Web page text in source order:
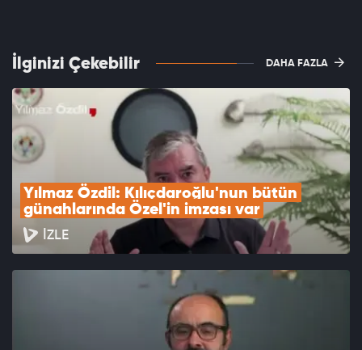
İlginizi Çekebilir DAHA FAZLA
Yılmaz Özdil: Kılıçdaroğlu'nun bütün
günahlarında Özel'in imzası var
İZLE